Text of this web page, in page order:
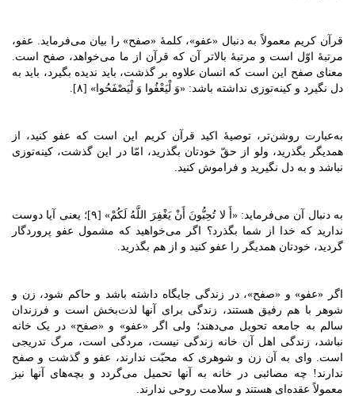
قرآن کریم معمولاً به دنبال «عفو»، کلمۀ «صفح» را بیان می‌فرماید. عفو،
مرتبۀ اوّل است و مرتبۀ بالاتر آن که قرآن از ما می‌خواهد، صفح است.
معنای صفح این است که انسان علاوه بر گذشت، باید ندیده بگیرد، باید به
دل نگیرد و کینه‌توزی نداشته باشد: «وَ لْیَعْفُوا وَ لْیَصْفَحُوا» [۸].
به‌عبارت روشن‌تر، توصیۀ اکید قرآن کریم این است که عفو کنید، از
همدیگر بگذرید، ولو از حقّ خودتان بگذرید، امّا در این گذشت، کینه‌توزی
نباشد و به دل نگیرید و فراموش کنید.
به دنبال آن می‌فرماید: «أَ لا تُحِبُّونَ أَنْ یَغْفِرَ اللَّهُ‌ لَکُمْ» [۹]؛ یعنی آیا دوست
ندارید که خدا از شما بگذرد؟ اگر می‌خواهید که مشمول عفو پروردگار
گردید، خودتان همدیگر را عفو کنید و از هم بگذرید.
اگر «عفو» و «صفح»، در زندگی‌ جایگاه داشته باشد و حاکم شود، زن و
شوهر با هم رفیق هستند، زندگی برای آنها لذت‌بخش است و فرزندان
سالم به جامعه تحویل می‌دهند؛ ولی اگر «عفو» و «صفح» در یک خانه
نباشد، زندگی اهل آن خانه زندگی نیست، مردگی است، مرگ تدریجی
است. وای به آن زن و شوهری که محبّت ندارند، عفو و گذشت و صفح
ندارند! چه مصائبی در خانه به آنها تحمیل می‌گردد و بچه‌های آنها نیز
معمولاً عقده‌ای هستند و سلامت روحی ندارند.